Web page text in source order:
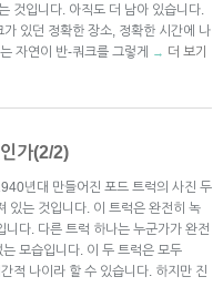
것입니다. 아직도 더 남아 있습니다.
있던 정확한 장소, 정확한 시간에 나
자연이 반-쿼크를 그렇게
→ 더 보기
가(2/2)
년대 만들어진 포드 트럭의 사진 두
있는 것입니다. 이 트럭은 완전히 녹
다. 다른 트럭 하나는 누군가가 완전
모습입니다. 이 두 트럭은 모두
적 나이라 할 수 있습니다. 하지만 진